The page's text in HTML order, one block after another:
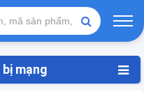
mạng